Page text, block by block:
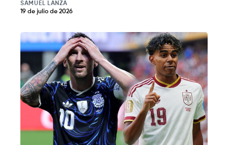
SAMUEL LANZA
19 de julio de 2026